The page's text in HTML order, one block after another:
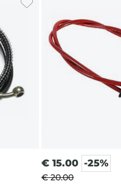
€ 15.00 -25%
€ 20.00